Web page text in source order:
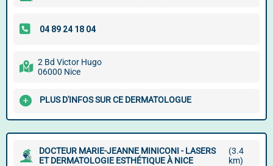
2 Bd Victor Hugo
06000 Nice
PLUS D'INFOS SUR CE DERMATOLOGUE
DOCTEUR MARIE-JEANNE MINICONI - LASERS
ET DERMATOLOGIE ESTHÉTIQUE À NICE
(3.4
km)